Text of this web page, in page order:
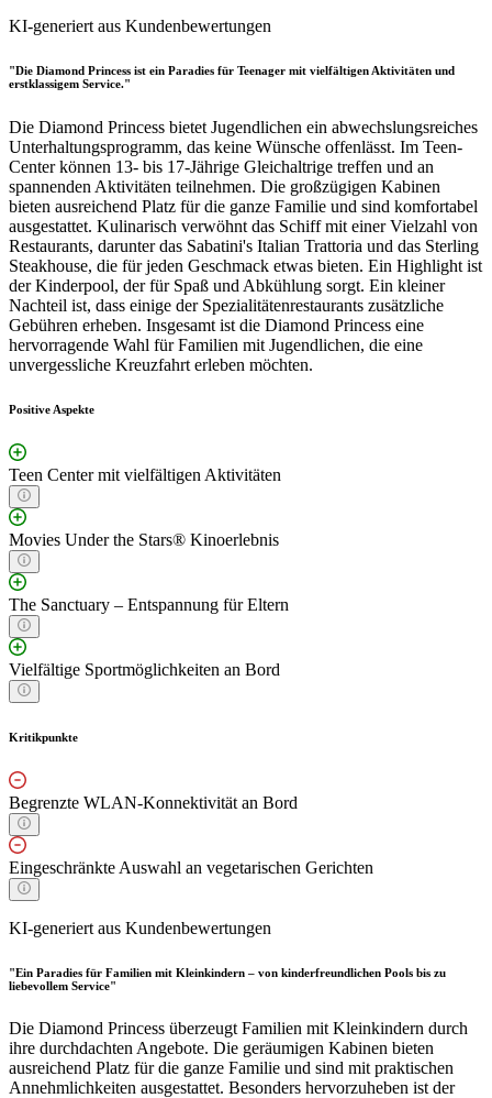
KI-generiert aus Kundenbewertungen
"Die Diamond Princess ist ein Paradies für Teenager mit vielfältigen Aktivitäten und
erstklassigem Service."
Die Diamond Princess bietet Jugendlichen ein abwechslungsreiches
Unterhaltungsprogramm, das keine Wünsche offenlässt. Im Teen-
Center können 13- bis 17-Jährige Gleichaltrige treffen und an
spannenden Aktivitäten teilnehmen. Die großzügigen Kabinen
bieten ausreichend Platz für die ganze Familie und sind komfortabel
ausgestattet. Kulinarisch verwöhnt das Schiff mit einer Vielzahl von
Restaurants, darunter das Sabatini's Italian Trattoria und das Sterling
Steakhouse, die für jeden Geschmack etwas bieten. Ein Highlight ist
der Kinderpool, der für Spaß und Abkühlung sorgt. Ein kleiner
Nachteil ist, dass einige der Spezialitätenrestaurants zusätzliche
Gebühren erheben. Insgesamt ist die Diamond Princess eine
hervorragende Wahl für Familien mit Jugendlichen, die eine
unvergessliche Kreuzfahrt erleben möchten.
Positive Aspekte
Teen Center mit vielfältigen Aktivitäten
Movies Under the Stars® Kinoerlebnis
The Sanctuary – Entspannung für Eltern
Vielfältige Sportmöglichkeiten an Bord
Kritikpunkte
Begrenzte WLAN-Konnektivität an Bord
Eingeschränkte Auswahl an vegetarischen Gerichten
KI-generiert aus Kundenbewertungen
"Ein Paradies für Familien mit Kleinkindern – von kinderfreundlichen Pools bis zu
liebevollem Service"
Die Diamond Princess überzeugt Familien mit Kleinkindern durch
ihre durchdachten Angebote. Die geräumigen Kabinen bieten
ausreichend Platz für die ganze Familie und sind mit praktischen
Annehmlichkeiten ausgestattet. Besonders hervorzuheben ist der